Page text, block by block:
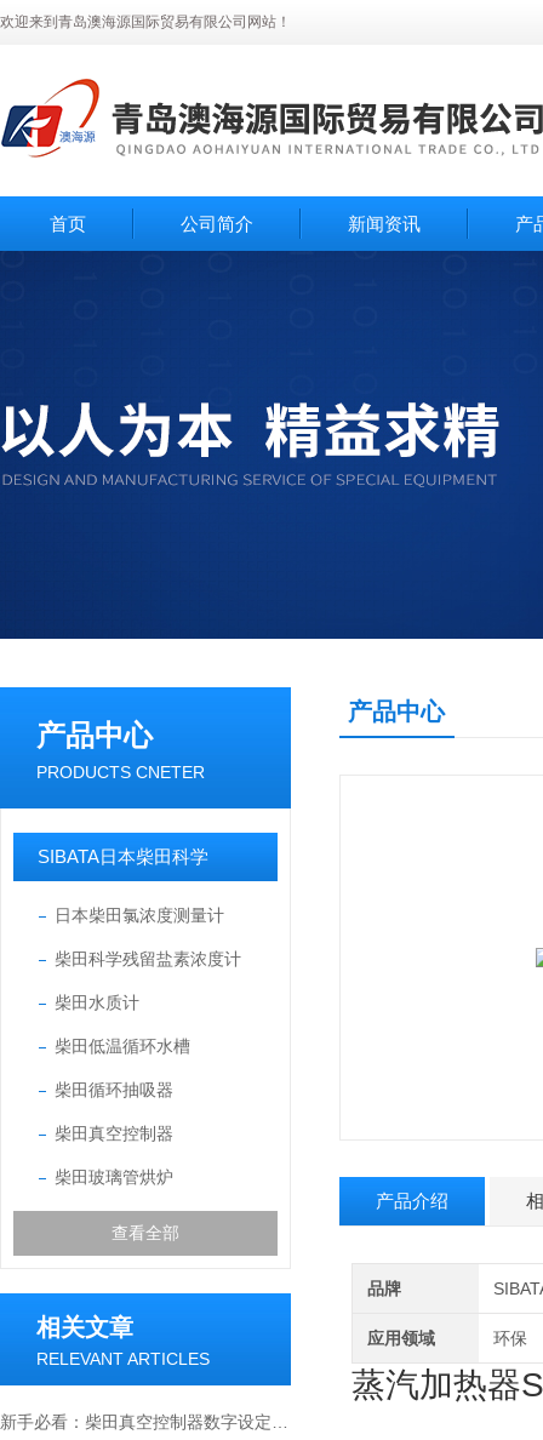
欢迎来到青岛澳海源国际贸易有限公司网站！
首页 公司简介 新闻资讯 产
产品中心
PRODUCTS CNETER
SIBATA日本柴田科学
日本柴田氯浓度测量计
柴田科学残留盐素浓度计
柴田水质计
柴田低温循环水槽
柴田循环抽吸器
柴田真空控制器
柴田玻璃管烘炉
查看全部
相关文章
RELEVANT ARTICLES
产品中心
产品介绍
品牌
应用领域 环保
蒸汽加热器